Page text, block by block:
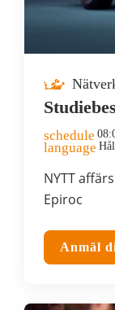
schedule
language
NYTT
Epiroc
Anmäl